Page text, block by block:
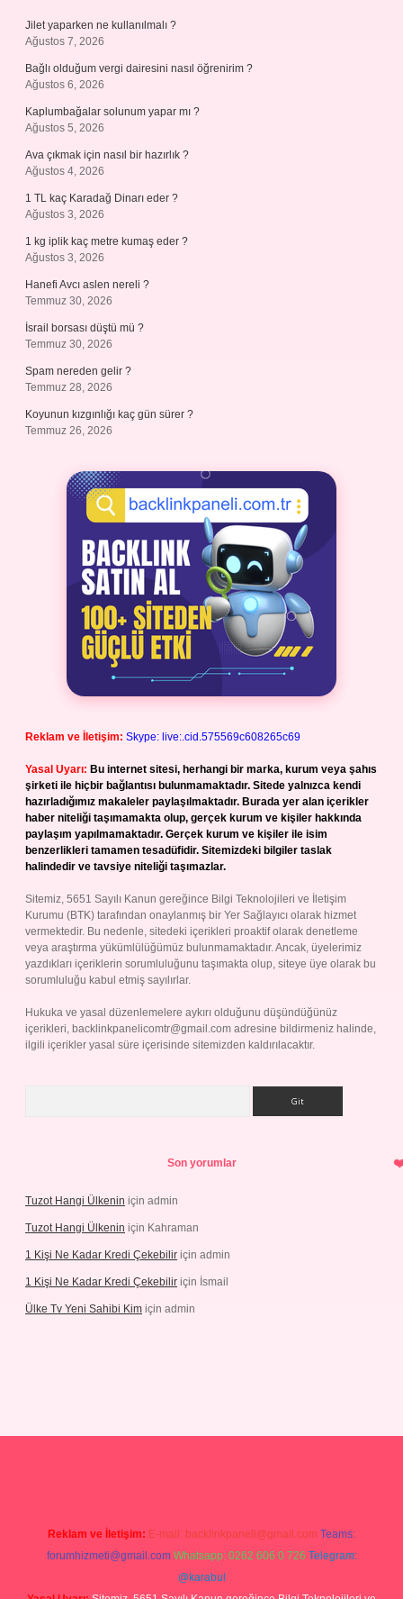
Jilet yaparken ne kullanılmalı ?
Ağustos 7, 2026
Bağlı olduğum vergi dairesini nasıl öğrenirim ?
Ağustos 6, 2026
Kaplumbağalar solunum yapar mı ?
Ağustos 5, 2026
Ava çıkmak için nasıl bir hazırlık ?
Ağustos 4, 2026
1 TL kaç Karadağ Dinarı eder ?
Ağustos 3, 2026
1 kg iplik kaç metre kumaş eder ?
Ağustos 3, 2026
Hanefi Avcı aslen nereli ?
Temmuz 30, 2026
İsrail borsası düştü mü ?
Temmuz 30, 2026
Spam nereden gelir ?
Temmuz 28, 2026
Koyunun kızgınlığı kaç gün sürer ?
Temmuz 26, 2026
Reklam ve İletişim: Skype: live:.cid.575569c608265c69
Yasal Uyarı: Bu internet sitesi, herhangi bir marka, kurum veya şahıs
şirketi ile hiçbir bağlantısı bulunmamaktadır. Sitede yalnızca kendi
hazırladığımız makaleler paylaşılmaktadır. Burada yer alan içerikler
haber niteliği taşımamakta olup, gerçek kurum ve kişiler hakkında
paylaşım yapılmamaktadır. Gerçek kurum ve kişiler ile isim
benzerlikleri tamamen tesadüfidir. Sitemizdeki bilgiler taslak
halindedir ve tavsiye niteliği taşımazlar.
Sitemiz, 5651 Sayılı Kanun gereğince Bilgi Teknolojileri ve İletişim
Kurumu (BTK) tarafından onaylanmış bir Yer Sağlayıcı olarak hizmet
vermektedir. Bu nedenle, sitedeki içerikleri proaktif olarak denetleme
veya araştırma yükümlülüğümüz bulunmamaktadır. Ancak, üyelerimiz
yazdıkları içeriklerin sorumluluğunu taşımakta olup, siteye üye olarak bu
sorumluluğu kabul etmiş sayılırlar.
Hukuka ve yasal düzenlemelere aykırı olduğunu düşündüğünüz
içerikleri, backlinkpanelicomtr@gmail.com adresine bildirmeniz halinde,
ilgili içerikler yasal süre içerisinde sitemizden kaldırılacaktır.
Son yorumlar
Tuzot Hangi Ülkenin için admin
Tuzot Hangi Ülkenin için Kahraman
1 Kişi Ne Kadar Kredi Çekebilir için admin
1 Kişi Ne Kadar Kredi Çekebilir için İsmail
Ülke Tv Yeni Sahibi Kim için admin
Reklam ve İletişim: E-mail: backlinkpaneli@gmail.com Teams:
forumhizmeti@gmail.com Whatsapp: 0262 606 0 726 Telegram:
@karabul